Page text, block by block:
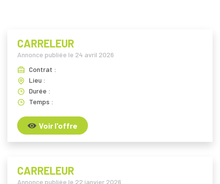
CARRELEUR
Annonce publiée le 24 avril 2026
Contrat :
Lieu :
Durée :
Temps :
Voir l'offre
CARRELEUR
Annonce publiée le 22 janvier 2026